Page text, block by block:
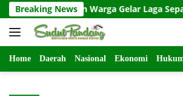
Langsung
ke
konten
Breaking News
129 dan Warga Gelar Laga Sepak Bola
Home Daerah Nasional Ekonomi